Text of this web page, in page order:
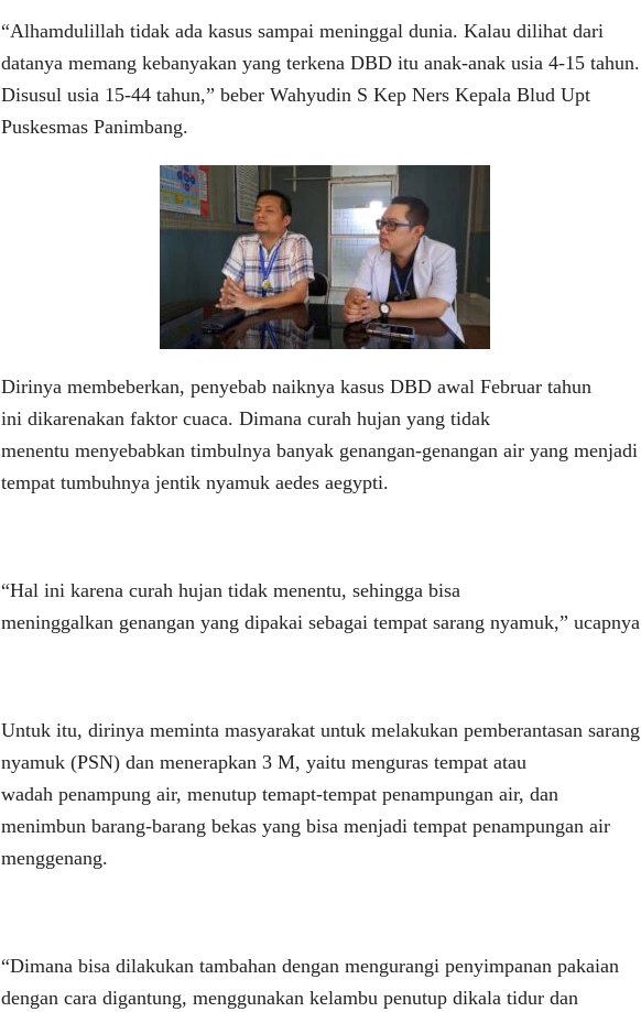
“Alhamdulillah tidak ada kasus sampai meninggal dunia. Kalau dilihat dari
datanya memang kebanyakan yang terkena DBD itu anak-anak usia 4-15 tahun.
Disusul usia 15-44 tahun,” beber Wahyudin S Kep Ners Kepala Blud Upt
Puskesmas Panimbang.
Dirinya membeberkan, penyebab naiknya kasus DBD awal Februar tahun
ini dikarenakan faktor cuaca. Dimana curah hujan yang tidak
menentu menyebabkan timbulnya banyak genangan-genangan air yang menjadi
tempat tumbuhnya jentik nyamuk aedes aegypti.
“Hal ini karena curah hujan tidak menentu, sehingga bisa
meninggalkan genangan yang dipakai sebagai tempat sarang nyamuk,” ucapnya
Untuk itu, dirinya meminta masyarakat untuk melakukan pemberantasan sarang
nyamuk (PSN) dan menerapkan 3 M, yaitu menguras tempat atau
wadah penampung air, menutup temapt-tempat penampungan air, dan
menimbun barang-barang bekas yang bisa menjadi tempat penampungan air
menggenang.
“Dimana bisa dilakukan tambahan dengan mengurangi penyimpanan pakaian
dengan cara digantung, menggunakan kelambu penutup dikala tidur dan